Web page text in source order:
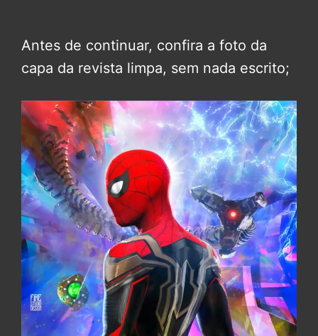
Antes de continuar, confira a foto da
capa da revista limpa, sem nada escrito;